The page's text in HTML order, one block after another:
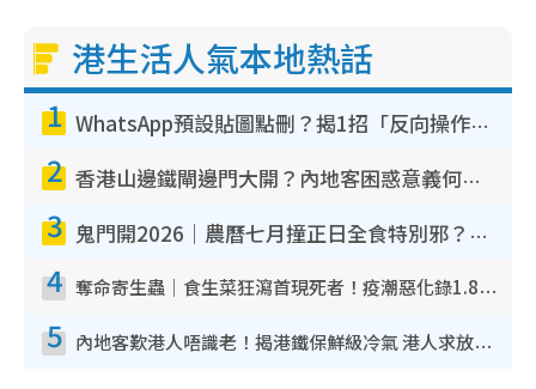
港生活人氣本地熱話
1 WhatsApp預設貼圖點刪？揭1招「反向操作」還原簡潔介面 附3步實測教學
2 香港山邊鐵閘邊門大開？內地客困惑意義何在！網民神回覆：呢種叫法理性防禦
3 鬼門開2026｜農曆七月撞正日全食特別邪？專家警告切忌做一事！揭4大禁忌+2招保平安
4 奪命寄生蟲｜食生菜狂瀉首現死者！疫潮惡化錄1.8萬宗病例 揭洗菜3大謬誤
5 內地客歎港人唔識老！揭港鐵保鮮級冷氣 港人求放過：咪投訴